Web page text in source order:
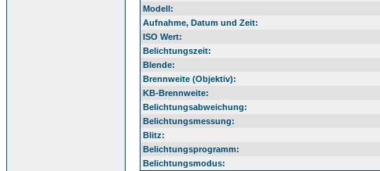
Modell:
Aufnahme, Datum und Zeit:
ISO Wert:
Belichtungszeit:
Blende:
Brennweite (Objektiv):
KB-Brennweite:
Belichtungsabweichung:
Belichtungsmessung:
Blitz:
Belichtungsprogramm:
Belichtungsmodus: